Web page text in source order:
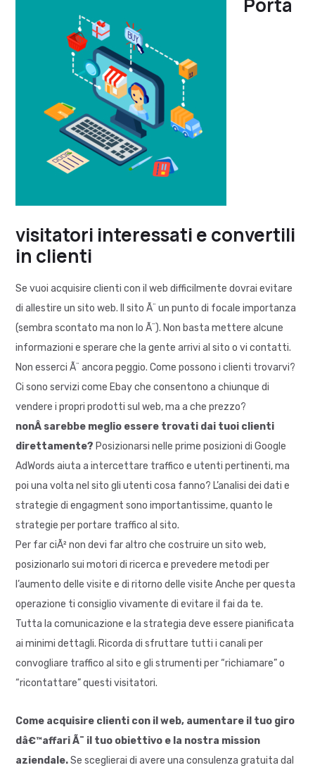
visitatori interessati e convertili
in clienti
Se vuoi acquisire clienti con il web difficilmente dovrai evitare
di allestire un sito web. Il sito Ã¨ un punto di focale importanza
(sembra scontato ma non lo Ã¨). Non basta mettere alcune
informazioni e sperare che la gente arrivi al sito o vi contatti.
Non esserci Ã¨ ancora peggio. Come possono i clienti trovarvi?
Ci sono servizi come Ebay che consentono a chiunque di
vendere i propri prodotti sul web, ma a che prezzo?
nonÂ sarebbe meglio essere trovati dai tuoi clienti
direttamente? Posizionarsi nelle prime posizioni di Google
AdWords aiuta a intercettare traffico e utenti pertinenti, ma
poi una volta nel sito gli utenti cosa fanno? L’analisi dei dati e
strategie di engagment sono importantissime, quanto le
strategie per portare traffico al sito.
Per far ciÃ² non devi far altro che costruire un sito web,
posizionarlo sui motori di ricerca e prevedere metodi per
l’aumento delle visite e di ritorno delle visite Anche per questa
operazione ti consiglio vivamente di evitare il fai da te.
Tutta la comunicazione e la strategia deve essere pianificata
ai minimi dettagli. Ricorda di sfruttare tutti i canali per
convogliare traffico al sito e gli strumenti per “richiamare” o
“ricontattare” questi visitatori.
Come acquisire clienti con il web, aumentare il tuo giro
dâ€™affari Ã¨ il tuo obiettivo e la nostra mission
aziendale.Se sceglierai di avere una consulenza gratuita dal